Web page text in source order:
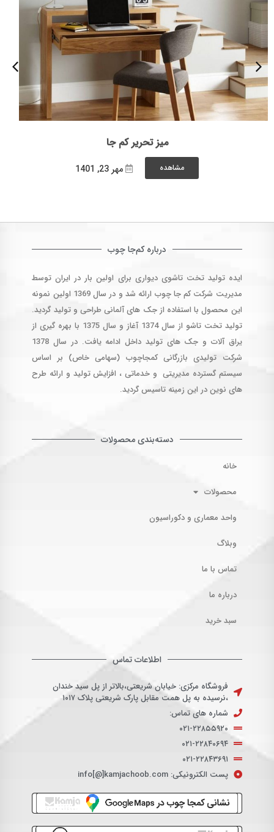
میز تحریر کم جا
مشاهده مهر 23, 1401
درباره کم‌جا چوب
ایده تولید تخت تاشوی دیواری برای اولین بار در ایران توسط
مدیریت شرکت کم جا چوب ارائه شد و در سال 1369 اولین نمونه
این محصول با استفاده از جک های آلمانی طراحی و تولید گردید.
تولید تخت تاشو از سال 1374 آغاز و سال 1375 با بهره گیری از
یراق آلات و جک های تولید داخل ادامه یافت. در سال 1378
شرکت تولیدی بازرگانی کمجاچوب (سهامی خاص) بر اساس
سیستم گسترده مدیریتی و خدماتی ، افزایش تولید و ارائه طرح
های نوین در این زمینه تاسیس گردید.
دسته‌بندی محصولات
خانه
محصولات
واحد معماری و دکوراسیون
وبلاگ
تماس با ما
درباره ما
سبد خرید
اطلاعات تماس
فروشگاه مرکزی: خیابان شریعتی،بالاتر از پل سید خندان
،نرسیده به پل همت مقابل پارک شریعتی پلاک ۱۰۱۷
شماره های تماس:
۰۲۱-۲۲۸۵۵۹۲۰
۰۲۱-۲۲۸۴۰۶۹۴
۰۲۱-۲۲۸۴۳۶۹۱
پست الکترونیکی: info[@]kamjachoob.com